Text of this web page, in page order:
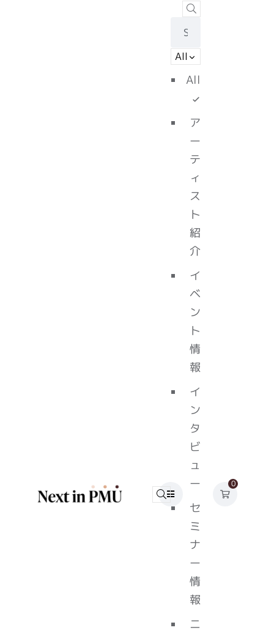
All
All
ア
ー
テ
ィ
ス
ト
紹
介
イ
ベ
ン
ト
情
報
イ
ン
タ
ビ
ュ
ー
セ
ミ
ナ
ー
情
報
ニ
0